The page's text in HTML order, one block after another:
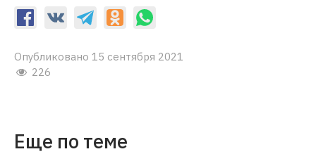
Опубликовано 15 сентября 2021
226
Еще по теме